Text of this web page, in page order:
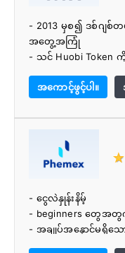
- 2013 မှစ၍ ဒစ်ဂျစ်
အတွေ့အကြုံ
- သင် Huobi
- 200+
- ခရက်ဒစ်ကတ် ငွေပေး
- iOS နှင့် Android အ
- 24/7 ဒေသခံဖောက်သ
အကောင့်ဖွင့်ပါ။
★
- ငွေလဲနှုန်းနိမ့်
- beginners တွေအတွ
- အချုပ်အနှောင်မရှိသေ